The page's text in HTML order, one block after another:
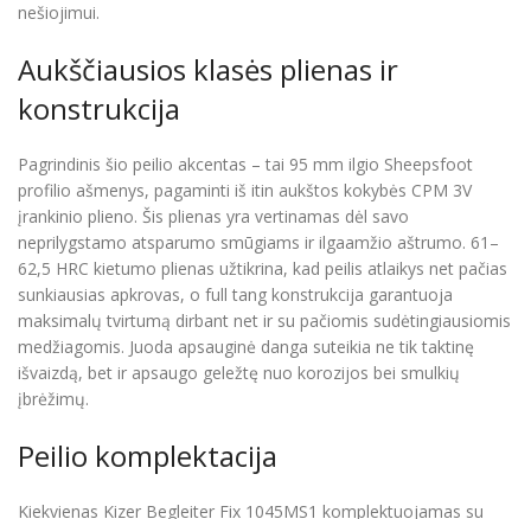
nešiojimui.
Aukščiausios klasės plienas ir
konstrukcija
Pagrindinis šio peilio akcentas – tai 95 mm ilgio Sheepsfoot
profilio ašmenys, pagaminti iš itin aukštos kokybės CPM 3V
įrankinio plieno. Šis plienas yra vertinamas dėl savo
neprilygstamo atsparumo smūgiams ir ilgaamžio aštrumo. 61–
62,5 HRC kietumo plienas užtikrina, kad peilis atlaikys net pačias
sunkiausias apkrovas, o full tang konstrukcija garantuoja
maksimalų tvirtumą dirbant net ir su pačiomis sudėtingiausiomis
medžiagomis. Juoda apsauginė danga suteikia ne tik taktinę
išvaizdą, bet ir apsaugo geležtę nuo korozijos bei smulkių
įbrėžimų.
Peilio komplektacija
Kiekvienas Kizer Begleiter Fix 1045MS1 komplektuojamas su